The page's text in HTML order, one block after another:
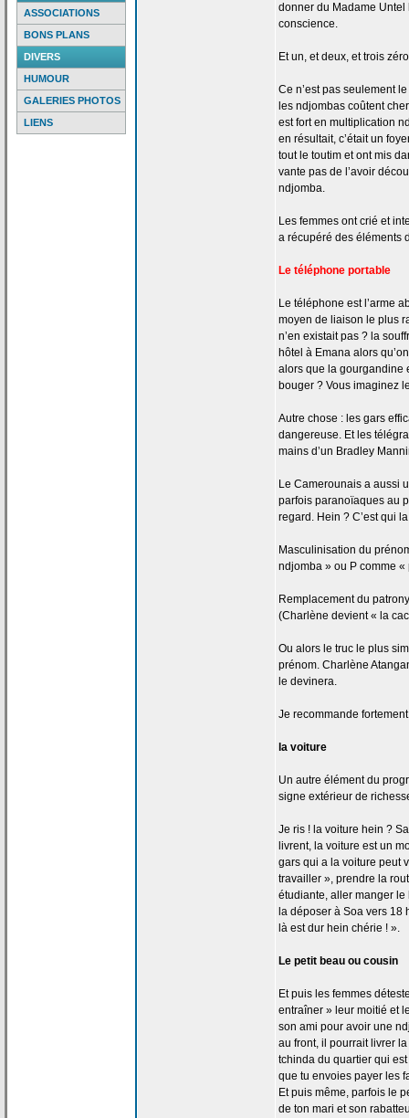
ASSOCIATIONS
BONS PLANS
DIVERS
HUMOUR
GALERIES PHOTOS
LIENS
donner du Madame
conscience.
Et un, et deux, et trois
Ce n’est pas seulement
les ndjombas coûtent
est fort en multiplication
en résultait, c’était un
tout le toutim et ont mis
vante pas de l’avoir
ndjomba.
Les femmes ont crié et
a récupéré des éléments
Le téléphone portable
Le téléphone est l’arme
moyen de liaison le plus
n’en existait pas ? la
hôtel à Emana alors
alors que la gourgandine
bouger ? Vous imaginez
Autre chose : les gars
dangereuse. Et les
mains d’un Bradley
Le Camerounais a aussi
parfois paranoïaques au
regard. Hein ? C’est qui la
Masculinisation du
ndjomba » ou P comme
Remplacement du
(Charlène devient « la
Ou alors le truc le plus
prénom. Charlène
le devinera.
Je recommande
la voiture
Un autre élément du
signe extérieur de
Je ris ! la voiture hein ?
livrent, la voiture est un
gars qui a la voiture peut
travailler », prendre la
étudiante, aller manger le
la déposer à Soa vers 18
là est dur hein chérie ! ».
Le petit beau ou cousin
Et puis les femmes
entraîner » leur moitié et
son ami pour avoir une
au front, il pourrait livrer la
tchinda du quartier qui
que tu envoies payer les
Et puis même, parfois le
de ton mari et son